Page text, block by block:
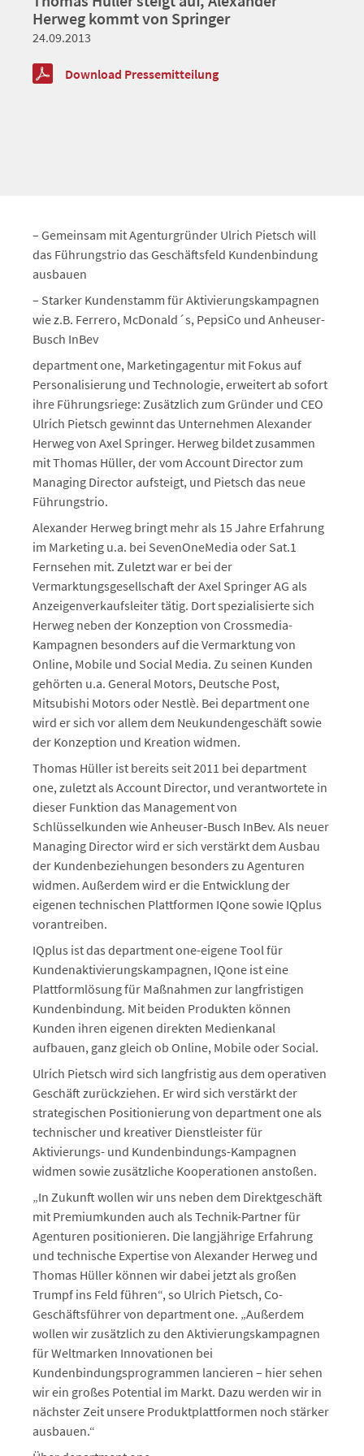
Herweg kommt von Springer
24.09.2013
Download Pressemitteilung
– Gemeinsam mit Agenturgründer Ulrich Pietsch will
das Führungstrio das Geschäftsfeld Kundenbindung
ausbauen
– Starker Kundenstamm für Aktivierungskampagnen
wie z.B. Ferrero, McDonald´s, PepsiCo und Anheuser-
Busch InBev
department one, Marketingagentur mit Fokus auf
Personalisierung und Technologie, erweitert ab sofort
ihre Führungsriege: Zusätzlich zum Gründer und CEO
Ulrich Pietsch gewinnt das Unternehmen Alexander
Herweg von Axel Springer. Herweg bildet zusammen
mit Thomas Hüller, der vom Account Director zum
Managing Director aufsteigt, und Pietsch das neue
Führungstrio.
Alexander Herweg bringt mehr als 15 Jahre Erfahrung
im Marketing u.a. bei SevenOneMedia oder Sat.1
Fernsehen mit. Zuletzt war er bei der
Vermarktungsgesellschaft der Axel Springer AG als
Anzeigenverkaufsleiter tätig. Dort spezialisierte sich
Herweg neben der Konzeption von Crossmedia-
Kampagnen besonders auf die Vermarktung von
Online, Mobile und Social Media. Zu seinen Kunden
gehörten u.a. General Motors, Deutsche Post,
Mitsubishi Motors oder Nestlè. Bei department one
wird er sich vor allem dem Neukundengeschäft sowie
der Konzeption und Kreation widmen.
Thomas Hüller ist bereits seit 2011 bei department
one, zuletzt als Account Director, und verantwortete in
dieser Funktion das Management von
Schlüsselkunden wie Anheuser-Busch InBev. Als neuer
Managing Director wird er sich verstärkt dem Ausbau
der Kundenbeziehungen besonders zu Agenturen
widmen. Außerdem wird er die Entwicklung der
eigenen technischen Plattformen IQone sowie IQplus
vorantreiben.
IQplus ist das department one-eigene Tool für
Kundenaktivierungskampagnen, IQone ist eine
Plattformlösung für Maßnahmen zur langfristigen
Kundenbindung. Mit beiden Produkten können
Kunden ihren eigenen direkten Medienkanal
aufbauen, ganz gleich ob Online, Mobile oder Social.
Ulrich Pietsch wird sich langfristig aus dem operativen
Geschäft zurückziehen. Er wird sich verstärkt der
strategischen Positionierung von department one als
technischer und kreativer Dienstleister für
Aktivierungs- und Kundenbindungs-Kampagnen
widmen sowie zusätzliche Kooperationen anstoßen.
„In Zukunft wollen wir uns neben dem Direktgeschäft
mit Premiumkunden auch als Technik-Partner für
Agenturen positionieren. Die langjährige Erfahrung
und technische Expertise von Alexander Herweg und
Thomas Hüller können wir dabei jetzt als großen
Trumpf ins Feld führen“, so Ulrich Pietsch, Co-
Geschäftsführer von department one. „Außerdem
wollen wir zusätzlich zu den Aktivierungskampagnen
für Weltmarken Innovationen bei
Kundenbindungsprogrammen lancieren – hier sehen
wir ein großes Potential im Markt. Dazu werden wir in
nächster Zeit unsere Produktplattformen noch stärker
ausbauen.“